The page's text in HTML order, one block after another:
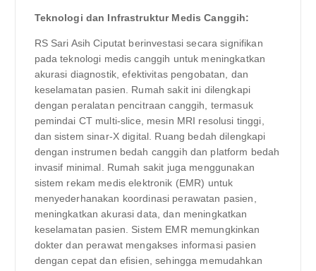
Teknologi dan Infrastruktur Medis Canggih:
RS Sari Asih Ciputat berinvestasi secara signifikan
pada teknologi medis canggih untuk meningkatkan
akurasi diagnostik, efektivitas pengobatan, dan
keselamatan pasien. Rumah sakit ini dilengkapi
dengan peralatan pencitraan canggih, termasuk
pemindai CT multi-slice, mesin MRI resolusi tinggi,
dan sistem sinar-X digital. Ruang bedah dilengkapi
dengan instrumen bedah canggih dan platform bedah
invasif minimal. Rumah sakit juga menggunakan
sistem rekam medis elektronik (EMR) untuk
menyederhanakan koordinasi perawatan pasien,
meningkatkan akurasi data, dan meningkatkan
keselamatan pasien. Sistem EMR memungkinkan
dokter dan perawat mengakses informasi pasien
dengan cepat dan efisien, sehingga memudahkan